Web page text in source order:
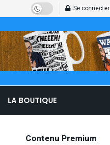
Se connecter
LA BOUTIQUE
Contenu Premium